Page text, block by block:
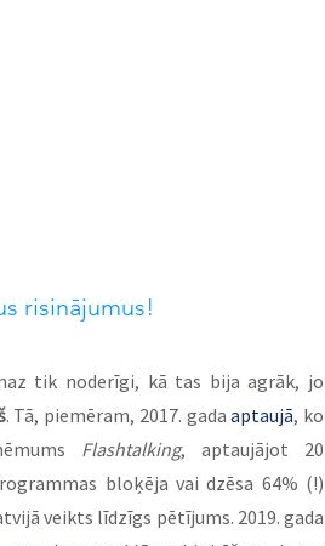
risinājumus!
. Tā, piemēram, 2017. gada aptaujā, ko
Flashtalking, aptaujājot 20
bloķēja vai dzēsa 64% (!)
veikts līdzīgs pētījums. 2019. gada